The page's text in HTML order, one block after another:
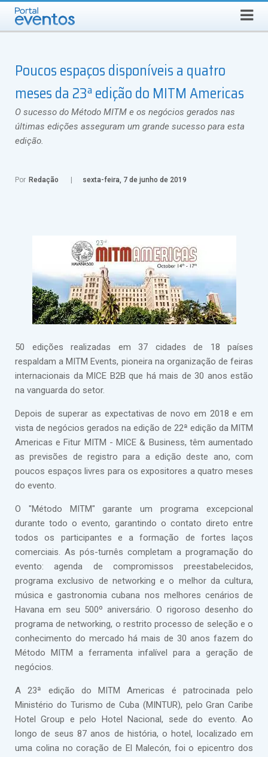
SEXTA-FEIRA, 7 DE AGOSTO DE 2026 Busca
Poucos espaços disponíveis a quatro
meses da 23ª edição do MITM Americas
O sucesso do Método MITM e os negócios gerados nas
últimas edições asseguram um grande sucesso para esta
edição.
Por Redação sexta-feira, 7 de junho de 2019
50 edições realizadas em 37 cidades de 18 países
respaldam a MITM Events, pioneira na organização de feiras
internacionais da MICE B2B que há mais de 30 anos estão
na vanguarda do setor.
Depois de superar as expectativas de novo em 2018 e em
vista de negócios gerados na edição de 22ª edição da MITM
Americas e Fitur MITM - MICE & Business, têm aumentado
as previsões de registro para a edição deste ano, com
poucos espaços livres para os expositores a quatro meses
do evento.
O "Método MITM" garante um programa excepcional
durante todo o evento, garantindo o contato direto entre
todos os participantes e a formação de fortes laços
comerciais. As pós-turnês completam a programação do
evento: agenda de compromissos preestabelecidos,
programa exclusivo de networking e o melhor da cultura,
música e gastronomia cubana nos melhores cenários de
Havana em seu 500º aniversário. O rigoroso desenho do
programa de networking, o restrito processo de seleção e o
conhecimento do mercado há mais de 30 anos fazem do
Método MITM a ferramenta infalível para a geração de
negócios.
A 23ª edição do MITM Americas é patrocinada pelo
Ministério do Turismo de Cuba (MINTUR), pelo Gran Caribe
Hotel Group e pelo Hotel Nacional, sede do evento. Ao
longo de seus 87 anos de história, o hotel, localizado em
uma colina no coração de El Malecón, foi o epicentro dos